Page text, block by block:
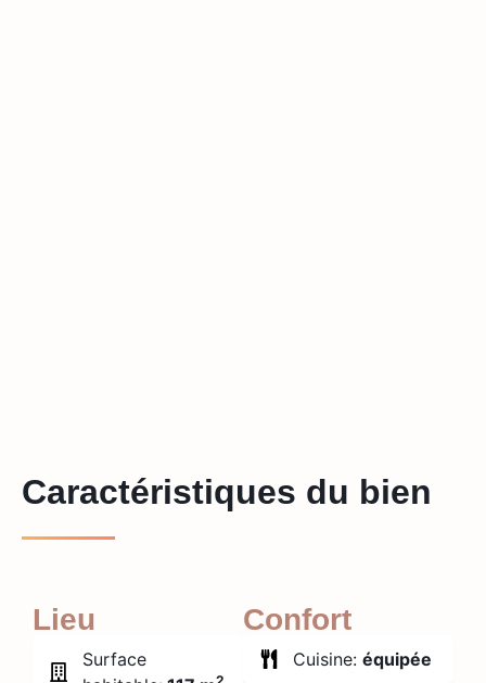
Caractéristiques du bien
Lieu
Surface
Confort
Cuisine: équipée